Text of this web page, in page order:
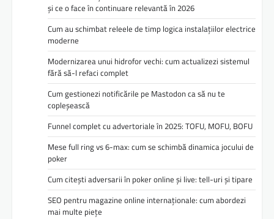
și ce o face în continuare relevantă în 2026
Cum au schimbat releele de timp logica instalațiilor electrice
moderne
Modernizarea unui hidrofor vechi: cum actualizezi sistemul
fără să-l refaci complet
Cum gestionezi notificările pe Mastodon ca să nu te
copleșească
Funnel complet cu advertoriale în 2025: TOFU, MOFU, BOFU
Mese full ring vs 6-max: cum se schimbă dinamica jocului de
poker
Cum citești adversarii în poker online și live: tell-uri și tipare
SEO pentru magazine online internaționale: cum abordezi
mai multe piețe